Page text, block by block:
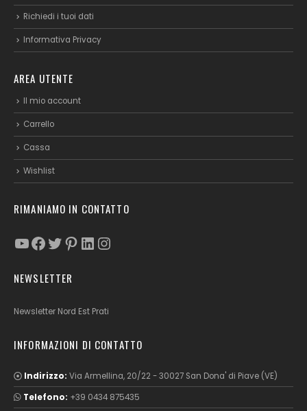
Richiedi i tuoi dati
Informativa Privacy
AREA UTENTE
Il mio account
Carrello
Cassa
Wishlist
RIMANIAMO IN CONTATTO
YouTube
Facebook
Twitter
Pinterest
LinkedIn
Instagram
NEWSLETTER
Newsletter Nord Est Prati
INFORMAZIONI DI CONTATTO
Indirizzo: Via Armellina, 20/22 - 30027 San Dona' di Piave (VE)
Telefono: +39 0434 875435